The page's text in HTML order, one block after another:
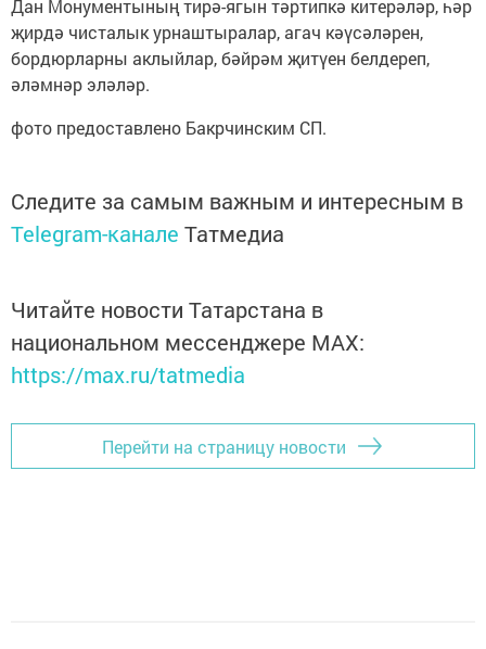
Дан Монументының тирә-ягын тәртипкә китерәләр, һәр
җирдә чисталык урнаштыралар, агач кәүсәләрен,
бордюрларны аклыйлар, бәйрәм җитүен белдереп,
әләмнәр эләләр.
фото предоставлено Бакрчинским СП.
Следите за самым важным и интересным в
Telegram-канале Татмедиа
Читайте новости Татарстана в
национальном мессенджере MАХ:
https://max.ru/tatmedia
Перейти на страницу новости